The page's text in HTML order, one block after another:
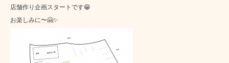
店舗作り企画スタートです😁
お楽しみに〜🤗✨